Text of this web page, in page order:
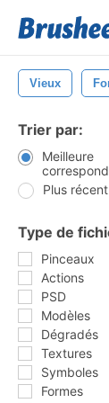
Vieux
Trier par:
Meilleure
Plus récent
Type de
Pinceaux
Actions
PSD
Modèles
Dégradés
Textures
Symboles
Formes